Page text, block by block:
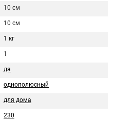
10 см
10 см
1 кг
1
да
однополюсный
для дома
230